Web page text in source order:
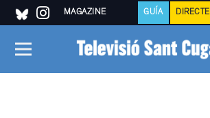
MAGAZINE GUÍA DIRECTE